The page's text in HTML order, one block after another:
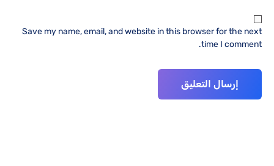
Save my name, email, and website in this browser for the next
time I comment.